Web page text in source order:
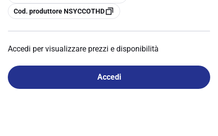
copia
Cod. produttore NSYCCOTHD
Accedi per visualizzare prezzi e disponibilità
Accedi